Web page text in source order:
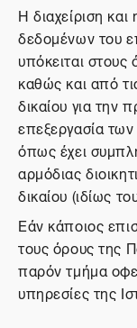
Η διαχείριση
δεδομένων του
υπόκειται
καθώς και από
δικαίου για την
επεξεργασία
όπως έχει
αρμόδιας
δικαίου (ιδίως
Εάν κάποιος
τους όρους της
παρόν τμήμα
υπηρεσίες της